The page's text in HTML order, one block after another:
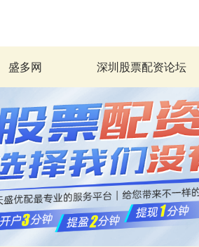
盛多网 深圳股票配资论坛